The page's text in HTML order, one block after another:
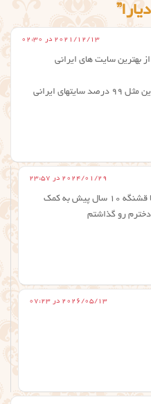
2021/12/13 در 02:30
بهترین سایت های ایرانی
ایرانی
2024/01/29 در 23:57
موافقم و اسم دیارا واقعا قشنگه ۱۰ سال پیش به کمک
رو گذاشتم
2026/05/13 در 07:23